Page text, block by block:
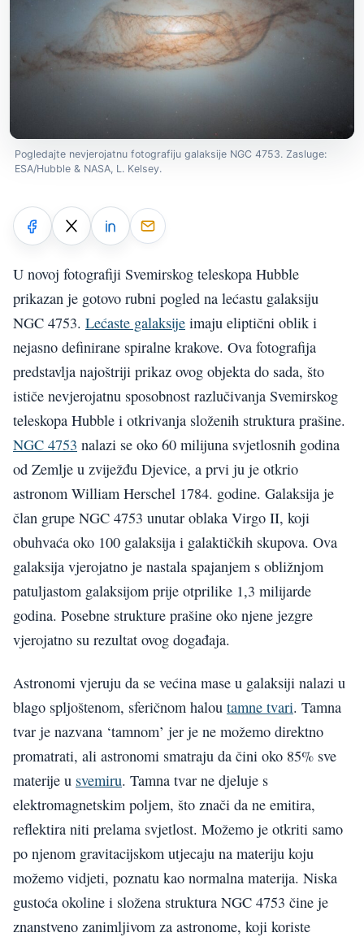
Pogledajte nevjerojatnu fotografiju galaksije NGC 4753. Zasluge:
ESA/Hubble & NASA, L. Kelsey.
U novoj fotografiji Svemirskog teleskopa Hubble
prikazan je gotovo rubni pogled na lećastu galaksiju
NGC 4753. Lećaste galaksije imaju eliptični oblik i
nejasno definirane spiralne krakove. Ova fotografija
predstavlja najoštriji prikaz ovog objekta do sada, što
ističe nevjerojatnu sposobnost razlučivanja Svemirskog
teleskopa Hubble i otkrivanja složenih struktura prašine.
NGC 4753 nalazi se oko 60 milijuna svjetlosnih godina
od Zemlje u zviježđu Djevice, a prvi ju je otkrio
astronom William Herschel 1784. godine. Galaksija je
član grupe NGC 4753 unutar oblaka Virgo II, koji
obuhvaća oko 100 galaksija i galaktičkih skupova. Ova
galaksija vjerojatno je nastala spajanjem s obližnjom
patuljastom galaksijom prije otprilike 1,3 milijarde
godina. Posebne strukture prašine oko njene jezgre
vjerojatno su rezultat ovog događaja.
Astronomi vjeruju da se većina mase u galaksiji nalazi u
blago spljoštenom, sferičnom halou tamne tvari. Tamna
tvar je nazvana ‘tamnom’ jer je ne možemo direktno
promatrati, ali astronomi smatraju da čini oko 85% sve
materije u svemiru. Tamna tvar ne djeluje s
elektromagnetskim poljem, što znači da ne emitira,
reflektira niti prelama svjetlost. Možemo je otkriti samo
po njenom gravitacijskom utjecaju na materiju koju
možemo vidjeti, poznatu kao normalna materija. Niska
gustoća okoline i složena struktura NGC 4753 čine je
znanstveno zanimljivom za astronome, koji koriste